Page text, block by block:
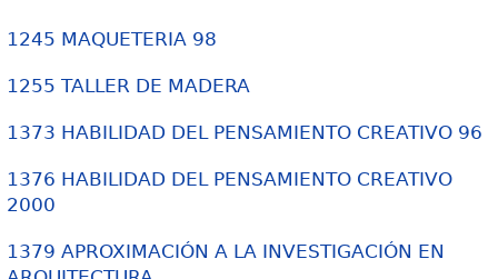
1245 MAQUETERIA 98
1255 TALLER DE MADERA
1373 HABILIDAD DEL PENSAMIENTO CREATIVO 96
1376 HABILIDAD DEL PENSAMIENTO CREATIVO
2000
1379 APROXIMACIÓN A LA INVESTIGACIÓN EN